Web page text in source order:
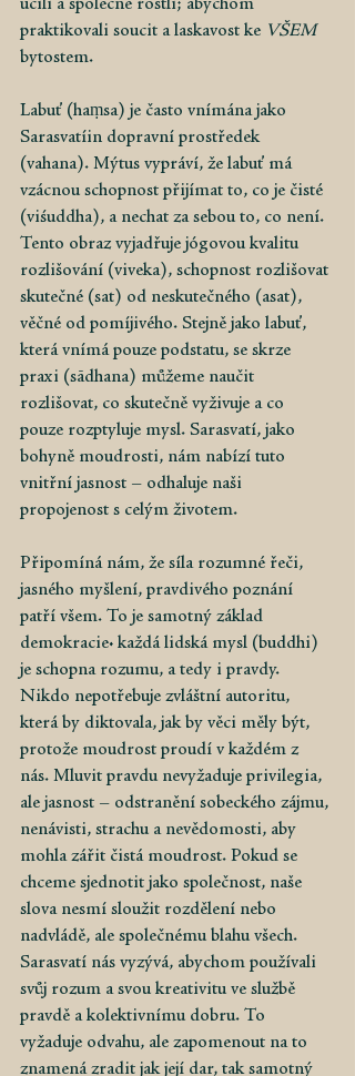
učili a společně rostli; abychom
praktikovali soucit a laskavost ke VŠEM
bytostem.
Labuť (haṃsa) je často vnímána jako
Sarasvatíin dopravní prostředek
(vahana). Mýtus vypráví, že labuť má
vzácnou schopnost přijímat to, co je čisté
(viśuddha), a nechat za sebou to, co není.
Tento obraz vyjadřuje jógovou kvalitu
rozlišování (viveka), schopnost rozlišovat
skutečné (sat) od neskutečného (asat),
věčné od pomíjivého. Stejně jako labuť,
která vnímá pouze podstatu, se skrze
praxi (sādhana) můžeme naučit
rozlišovat, co skutečně vyživuje a co
pouze rozptyluje mysl. Sarasvatí, jako
bohyně moudrosti, nám nabízí tuto
vnitřní jasnost – odhaluje naši
propojenost s celým životem.
Připomíná nám, že síla rozumné řeči,
jasného myšlení, pravdivého poznání
patří všem. To je samotný základ
demokracie: každá lidská mysl (buddhi)
je schopna rozumu, a tedy i pravdy.
Nikdo nepotřebuje zvláštní autoritu,
která by diktovala, jak by věci měly být,
protože moudrost proudí v každém z
nás. Mluvit pravdu nevyžaduje privilegia,
ale jasnost – odstranění sobeckého zájmu,
nenávisti, strachu a nevědomosti, aby
mohla zářit čistá moudrost. Pokud se
chceme sjednotit jako společnost, naše
slova nesmí sloužit rozdělení nebo
nadvládě, ale společnému blahu všech.
Sarasvatí nás vyzývá, abychom používali
svůj rozum a svou kreativitu ve službě
pravdě a kolektivnímu dobru. To
vyžaduje odvahu, ale zapomenout na to
znamená zradit jak její dar, tak samotný